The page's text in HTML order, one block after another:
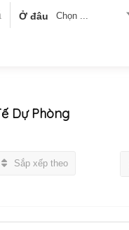
Ở đâu Chọn ...
Dự Phòng
Sắp xếp theo